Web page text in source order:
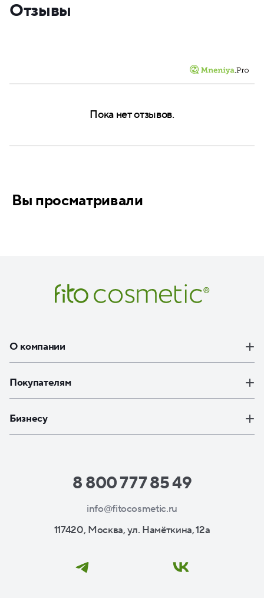
Отзывы
Пока нет отзывов.
Вы просматривали
О компании
Покупателям
Бизнесу
8 800 777 85 49
info@fitocosmetic.ru
117420, Москва, ул. Намёткина, 12а